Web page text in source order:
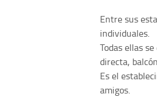
Entre sus
individuales.
Todas ellas
directa,
Es el
amigos.